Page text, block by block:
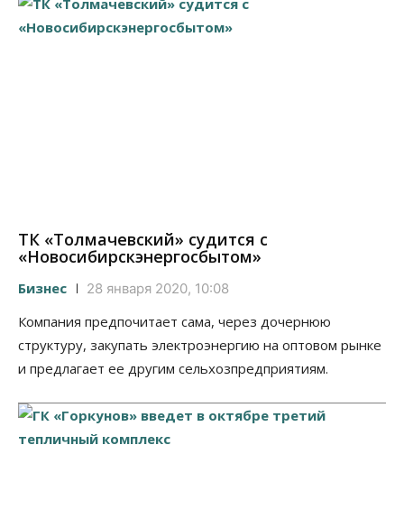
ТК «Толмачевский» судится с
«Новосибирскэнергосбытом»
Бизнес 28 января 2020, 10:08
Компания предпочитает сама, через дочернюю
структуру, закупать электроэнергию на оптовом рынке
и предлагает ее другим сельхозпредприятиям.